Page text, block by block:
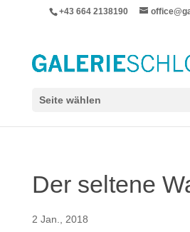
+43 664 2138190
Seite wählen
Der seltene
2 Jan., 2018